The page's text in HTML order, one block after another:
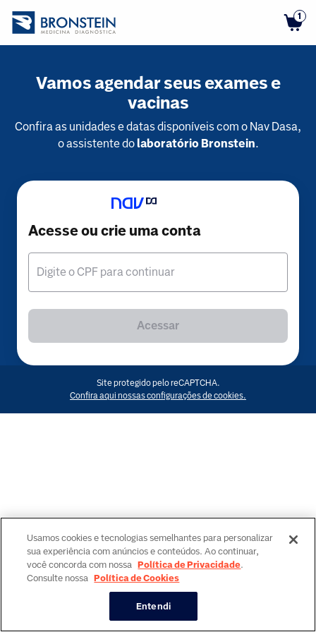
1
Vamos agendar seus exames e
vacinas
Confira as unidades e datas disponíveis com o Nav Dasa,
o assistente dolaboratório Bronstein.
Acesse ou crie uma conta
Digite o CPF para continuar
Acessar
Site protegido pelo reCAPTCHA.
Confira aqui nossas configurações de cookies.
Usamos cookies e tecnologias semelhantes para personalizar
sua experiência com anúncios e conteúdos. Ao continuar,
você concorda com nossa Política de Privacidade.
Consulte nossa Política de Cookies
Entendi